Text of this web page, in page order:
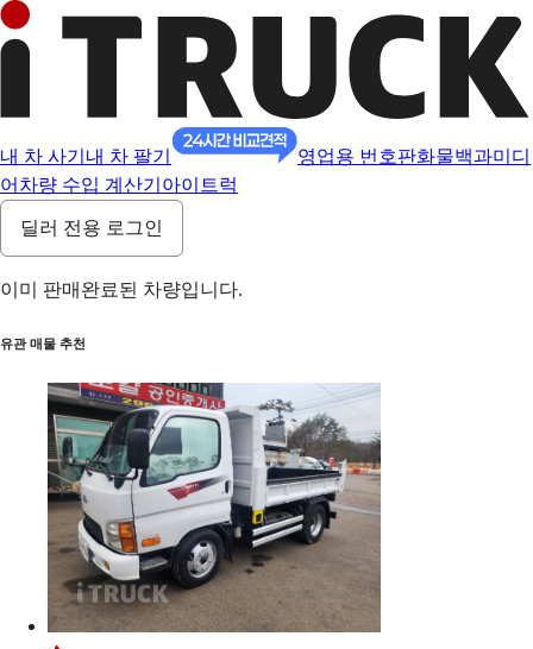
내 차 사기 내 차 팔기 영업용 번호판화물백과미디
어 차량 수입 계산기 아이트럭
딜러 전용 로그인
이미 판매완료된 차량입니다.
유관 매물 추천